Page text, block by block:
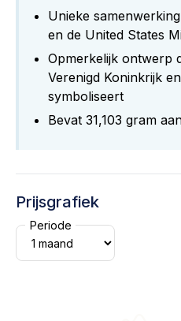
Unieke
en de United States
Opmerkelijk ontwerp
Verenigd Koninkrijk
symboliseert
Bevat 31,103 gram
Prijsgrafiek
Periode